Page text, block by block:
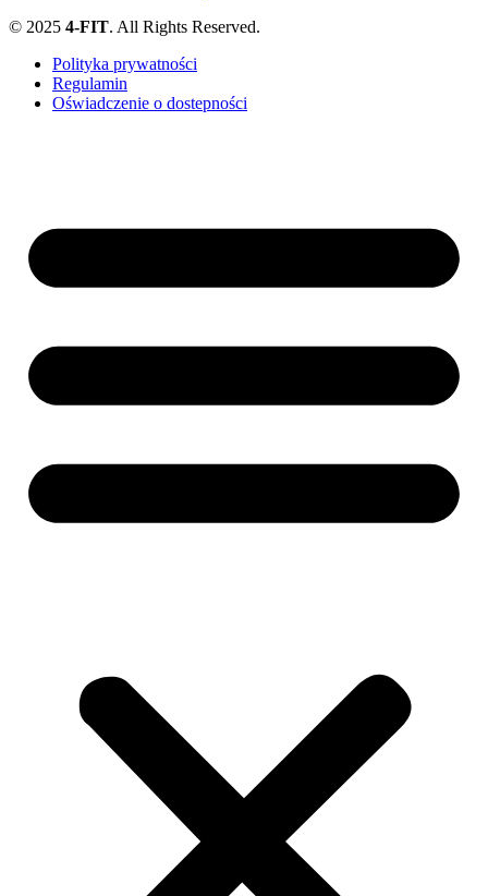
© 2025 4-FIT. All Rights Reserved.
Polityka prywatności
Regulamin
Oświadczenie o dostepności